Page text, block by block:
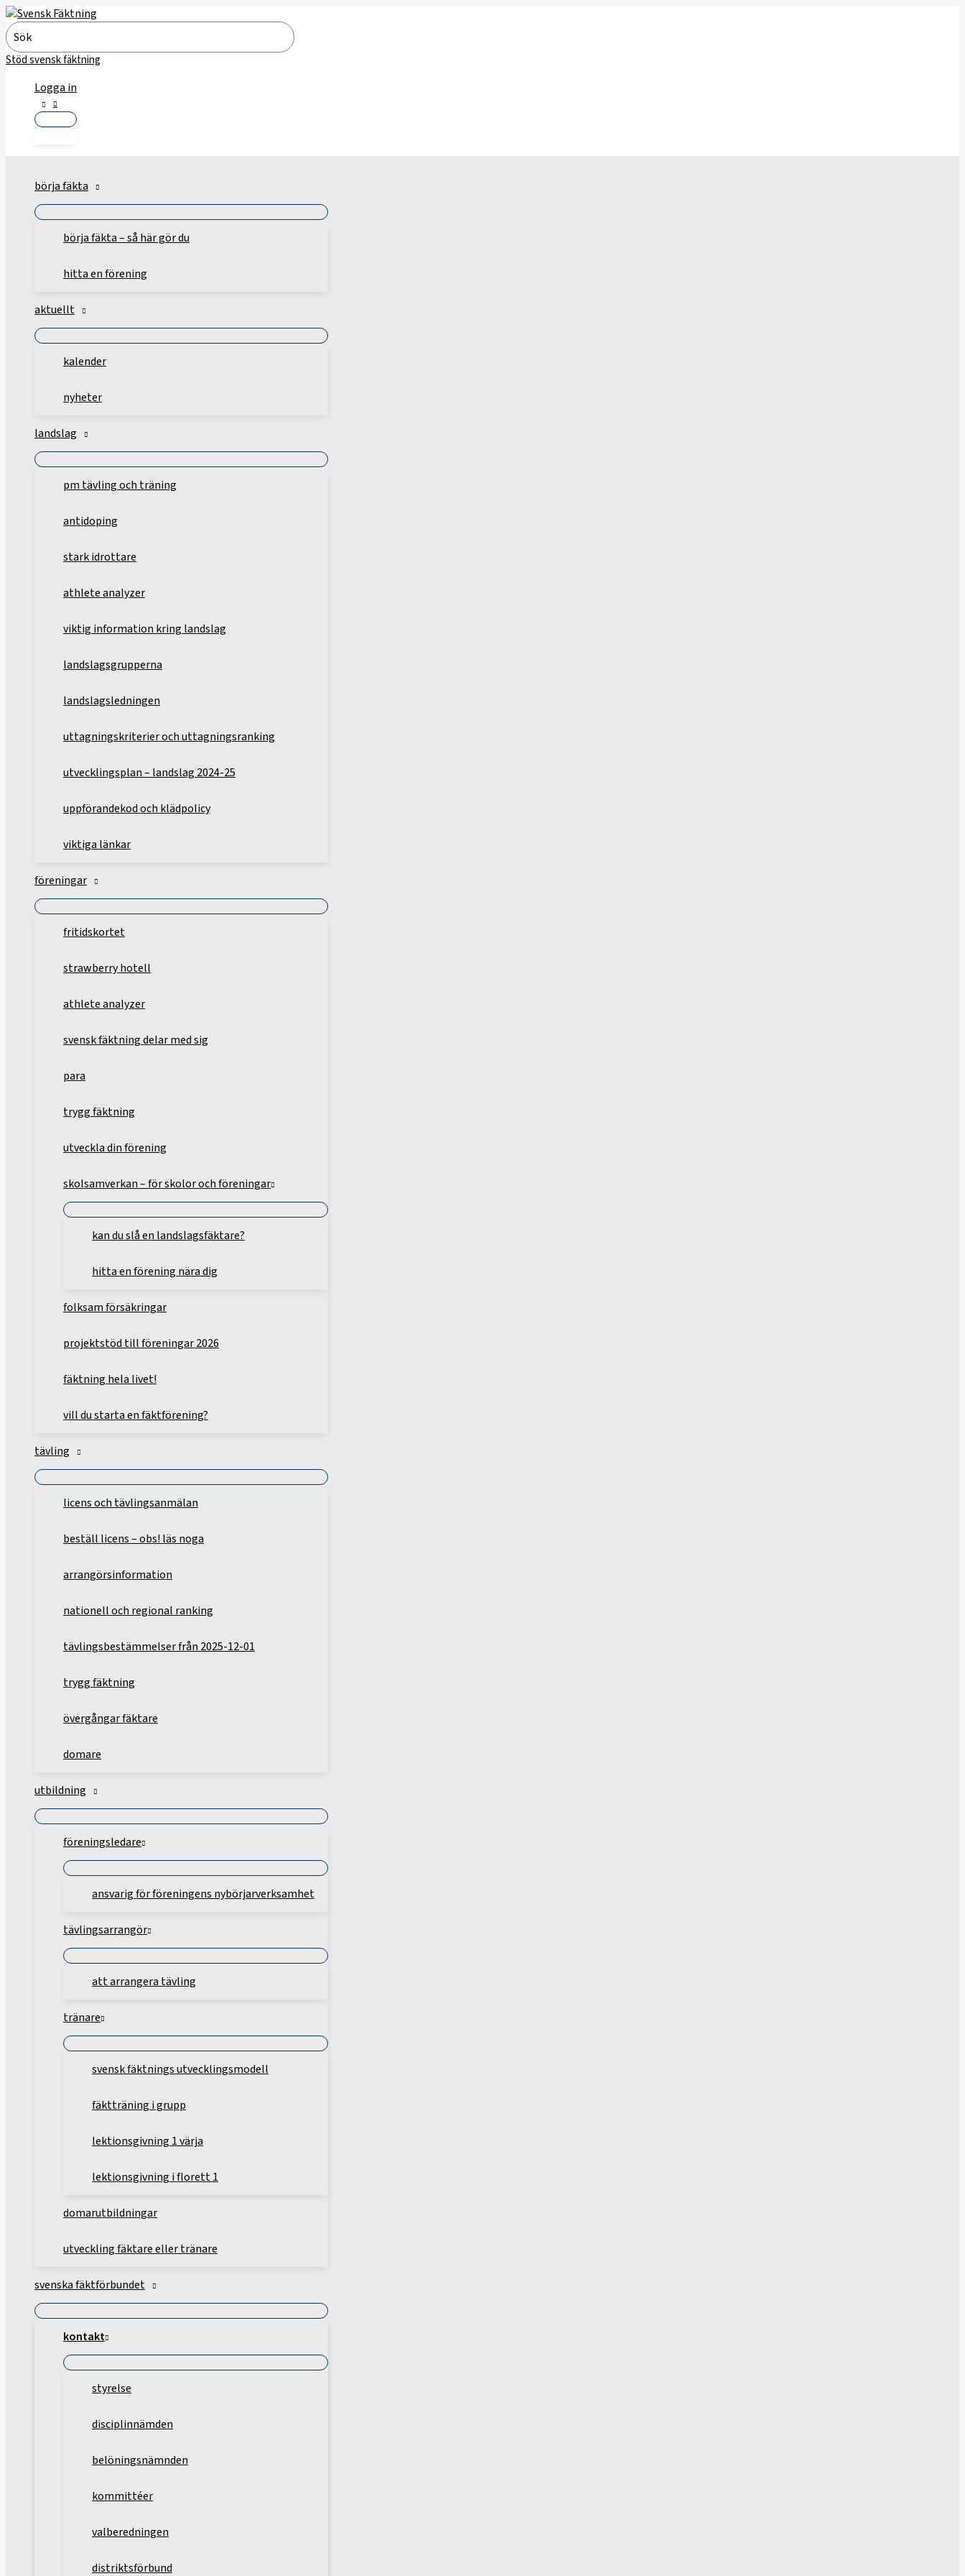
Hoppa
till
innehåll
Search
for:
Stöd svensk fäktning
Logga in
börja fäkta
börja fäkta – så här gör du
hitta en förening
aktuellt
kalender
nyheter
landslag
pm tävling och träning
antidoping
stark idrottare
athlete analyzer
viktig information kring landslag
landslagsgrupperna
landslagsledningen
uttagningskriterier och uttagningsranking
utvecklingsplan – landslag 2024-25
uppförandekod och klädpolicy
viktiga länkar
föreningar
fritidskortet
strawberry hotell
athlete analyzer
svensk fäktning delar med sig
para
trygg fäktning
utveckla din förening
skolsamverkan – för skolor och föreningar
kan du slå en landslagsfäktare?
hitta en förening nära dig
folksam försäkringar
projektstöd till föreningar 2026
fäktning hela livet!
vill du starta en fäktförening?
tävling
licens och tävlingsanmälan
beställ licens – obs! läs noga
arrangörsinformation
nationell och regional ranking
tävlingsbestämmelser från 2025-12-01
trygg fäktning
övergångar fäktare
domare
utbildning
föreningsledare
ansvarig för föreningens nybörjarverksamhet
tävlingsarrangör
att arrangera tävling
tränare
svensk fäktnings utvecklingsmodell
fäktträning i grupp
lektionsgivning 1 värja
lektionsgivning i florett 1
domarutbildningar
utveckling fäktare eller tränare
svenska fäktförbundet
kontakt
styrelse
disciplinnämden
belöningsnämnden
kommittéer
valberedningen
distriktsförbund